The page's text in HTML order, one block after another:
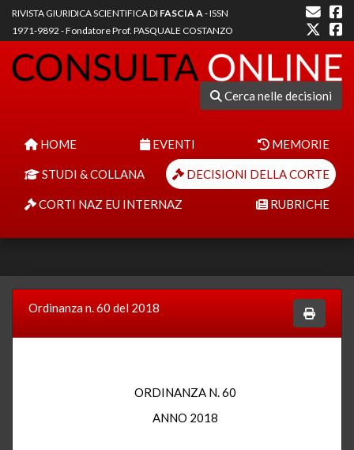
RIVISTA GIURIDICA SCIENTIFICA DI FASCIA A- ISSN
1971-9892 - Fondatore Prof. PASQUALE COSTANZO
Cerca nelle decisioni
HOME EVENTI MEMORIE
STUDI & COLLANA DECISIONI DELLA CORTE
CORTI NAZ EU INTERNAZ RUBRICHE
Ordinanza n. 60 del 2018
ORDINANZA N. 60
ANNO 2018